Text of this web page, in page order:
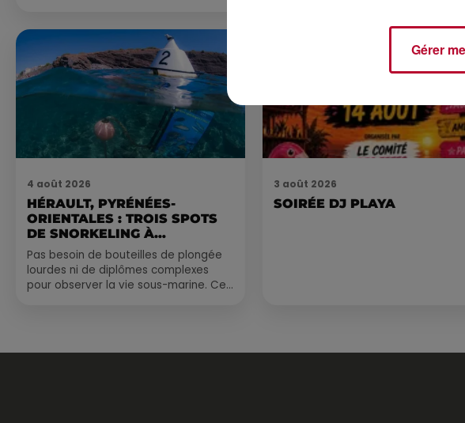
4 août 2026
HÉRAULT, PYRÉNÉES-
ORIENTALES : TROIS SPOTS
DE SNORKELING À
EXPLORER...
Pas besoin de bouteilles de plongée
lourdes ni de diplômes complexes
pour observer la vie sous-marine. Cet
3 août 2026
SOIRÉE DJ PLAYA
Gérer